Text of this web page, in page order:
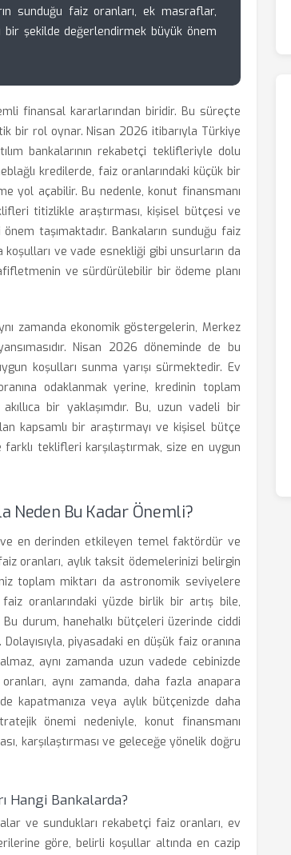
sunduğu faiz oranları, ek masraflar,
şekilde değerlendirmek büyük önem
finansal kararlarından biridir. Bu süreçte
bir rol oynar. Nisan 2026 itibarıyla Türkiye
bankalarının rekabetçi teklifleriyle dolu
kredilerde, faiz oranlarındaki küçük bir
yol açabilir. Bu nedenle, konut finansmanı
titizlikle araştırması, kişisel bütçesi ve
taşımaktadır. Bankaların sunduğu faiz
ve vade esnekliği gibi unsurların da
ve sürdürülebilir bir ödeme planı
zamanda ekonomik göstergelerin, Merkez
Nisan 2026 döneminde de bu
koşulları sunma yarışı sürmektedir. Ev
odaklanmak yerine, kredinin toplam
bir yaklaşımdır. Bu, uzun vadeli bir
kapsamlı bir araştırmayı ve kişisel bütçe
farklı teklifleri karşılaştırmak, size en uygun
Neden Bu Kadar Önemli?
en derinden etkileyen temel faktördür ve
oranları, aylık taksit ödemelerinizi belirgin
toplam miktarı da astronomik seviyelere
oranlarındaki yüzde birlik bir artış bile,
durum, hanehalkı bütçeleri üzerinde ciddi
piyasadaki en düşük faiz oranına
aynı zamanda uzun vadede cebinizde
aynı zamanda, daha fazla anapara
kapatmanıza veya aylık bütçenizde daha
önemi nedeniyle, konut finansmanı
karşılaştırması ve geleceğe yönelik doğru
Hangi Bankalarda?
ve sundukları rekabetçi faiz oranları, ev
göre, belirli koşullar altında en cazip